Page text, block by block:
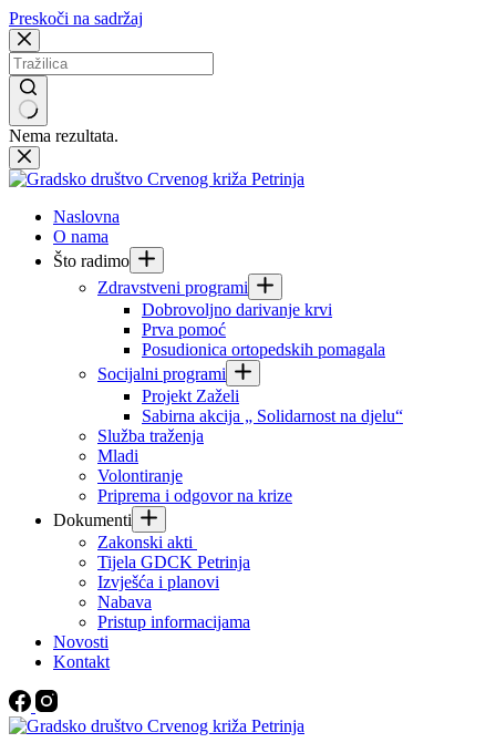
Preskoči na sadržaj
Nema rezultata.
Naslovna
O nama
Što radimo
Zdravstveni programi
Dobrovoljno darivanje krvi
Prva pomoć
Posudionica ortopedskih pomagala
Socijalni programi
Projekt Zaželi
Sabirna akcija „ Solidarnost na djelu“
Služba traženja
Mladi
Volontiranje
Priprema i odgovor na krize
Dokumenti
Zakonski akti
Tijela GDCK Petrinja
Izvješća i planovi
Nabava
Pristup informacijama
Novosti
Kontakt